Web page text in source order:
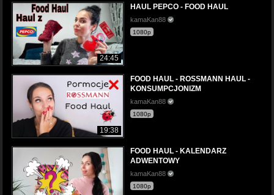
24:45
HAUL PEPCO - FOOD HAUL
kamaKan88
1080p
19:38
FOOD HAUL - ROSSMANN HAUL -
KONSUMPCJONIZM
kamaKan88
1080p
FOOD HAUL - KALENDARZ
ADWENTOWY
kamaKan88
1080p